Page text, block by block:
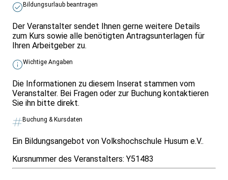
Bildungsurlaub beantragen
Der Veranstalter sendet Ihnen gerne weitere Details
zum Kurs sowie alle benötigten Antragsunterlagen für
Ihren Arbeitgeber zu.
Wichtige Angaben
Die Informationen zu diesem Inserat stammen vom
Veranstalter. Bei Fragen oder zur Buchung kontaktieren
Sie ihn bitte direkt.
Buchung & Kursdaten
Ein Bildungsangebot von Volkshochschule Husum e.V..
Kursnummer des Veranstalters: Y51483